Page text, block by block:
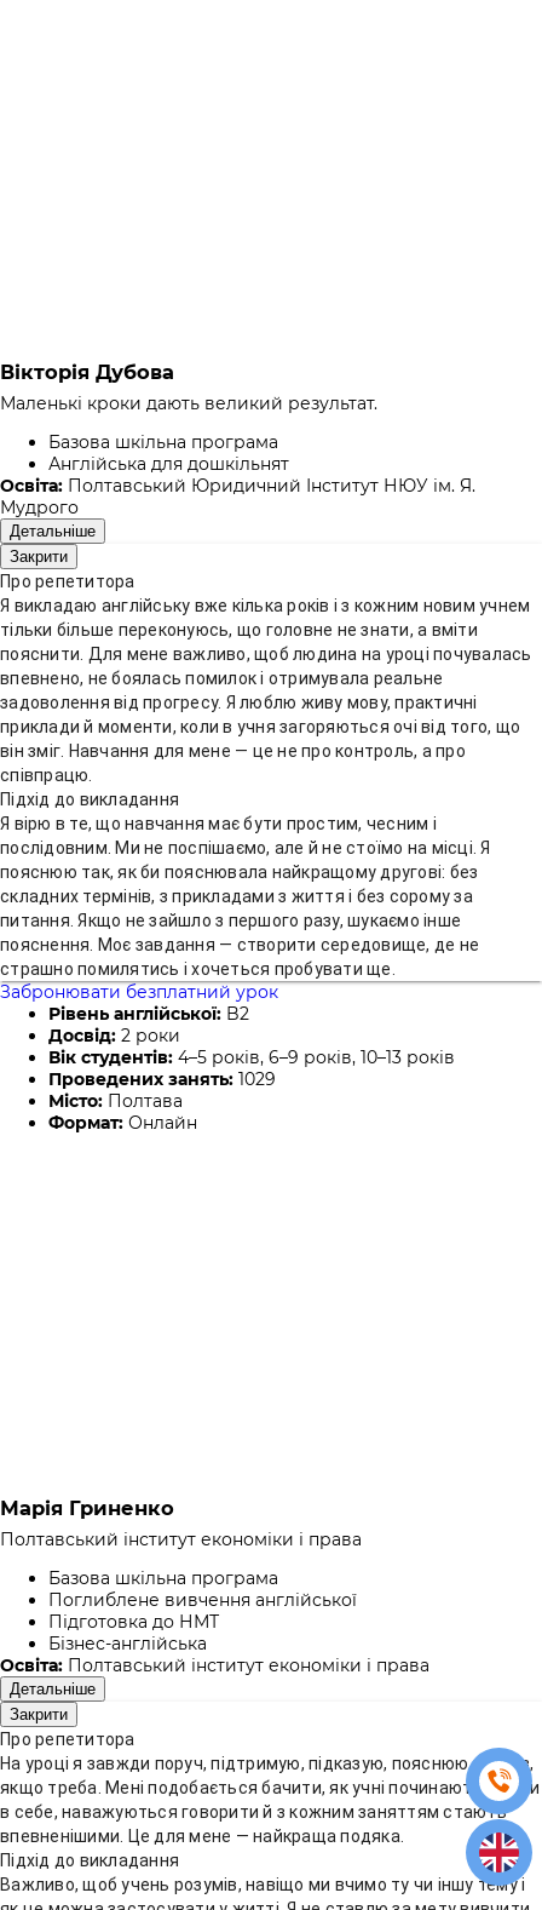
Вікторія Дубова
Маленькі кроки дають великий результат.
Базова шкільна програма
Англійська для дошкільнят
Освіта: Полтавський Юридичний Інститут НЮУ ім. Я.
Мудрого
Детальніше
Закрити
Про репетитора
Я викладаю англійську вже кілька років і з кожним новим учнем
тільки більше переконуюсь, що головне не знати, а вміти
пояснити. Для мене важливо, щоб людина на уроці почувалась
впевнено, не боялась помилок і отримувала реальне
задоволення від прогресу. Я люблю живу мову, практичні
приклади й моменти, коли в учня загоряються очі від того, що
він зміг. Навчання для мене — це не про контроль, а про
співпрацю.
Підхід до викладання
Я вірю в те, що навчання має бути простим, чесним і
послідовним. Ми не поспішаємо, але й не стоїмо на місці. Я
пояснюю так, як би пояснювала найкращому другові: без
складних термінів, з прикладами з життя і без сорому за
питання. Якщо не зайшло з першого разу, шукаємо інше
пояснення. Моє завдання — створити середовище, де не
страшно помилятись і хочеться пробувати ще.
Забронювати безплатний урок
Рівень англійської: B2
Досвід: 2 роки
Вік студентів: 4–5 років, 6–9 років, 10–13 років
Проведених занять: 1029
Місто: Полтава
Формат: Онлайн
Марія Гриненко
Полтавський інститут економіки і права
Базова шкільна програма
Поглиблене вивчення англійської
Підготовка до НМТ
Бізнес-англійська
Освіта: Полтавський інститут економіки і права
Детальніше
Закрити
Про репетитора
На уроці я завжди поруч, підтримую, підказую, пояснюю ще раз,
якщо треба. Мені подобається бачити, як учні починають вірити
в себе, наважуються говорити й з кожним заняттям стають
впевненішими. Це для мене — найкраща подяка.
Підхід до викладання
Важливо, щоб учень розумів, навіщо ми вчимо ту чи іншу тему і